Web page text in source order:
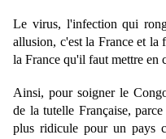
Le virus, l'infection qui
allusion, c'est la France et la
la France qu'il faut mettre en
Ainsi, pour soigner le
de la tutelle Française,
plus ridicule pour un pays